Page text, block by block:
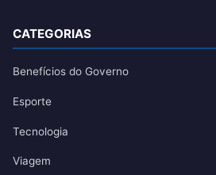
CATEGORIAS
Benefícios do Governo
Esporte
Tecnologia
Viagem